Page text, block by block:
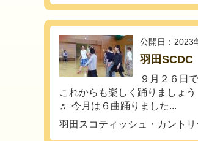
公開日：2023
羽田
９月２６日
これからも楽しく踊りましょう
♬ 今月は６曲踊りました...
羽田スコティッシュ・カント